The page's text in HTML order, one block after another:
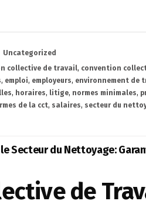
Uncategorized
collective de travail, convention
, emploi, employeurs, environnement de
, horaires, litige, normes minimales,
de la cct, salaires, secteur du
Secteur du Nettoyage:
de